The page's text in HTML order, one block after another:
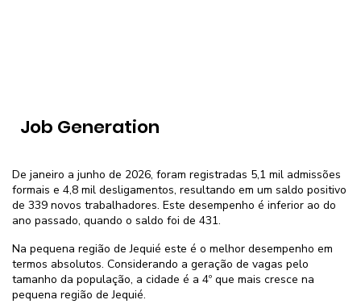
Job Generation
De janeiro a junho de 2026, foram registradas 5,1 mil admissões
formais e 4,8 mil desligamentos, resultando em um saldo positivo
de 339 novos trabalhadores. Este desempenho é inferior ao do
ano passado, quando o saldo foi de 431.
Na pequena região de Jequié este é o melhor desempenho em
termos absolutos. Considerando a geração de vagas pelo
tamanho da população, a cidade é a 4º que mais cresce na
pequena região de Jequié.